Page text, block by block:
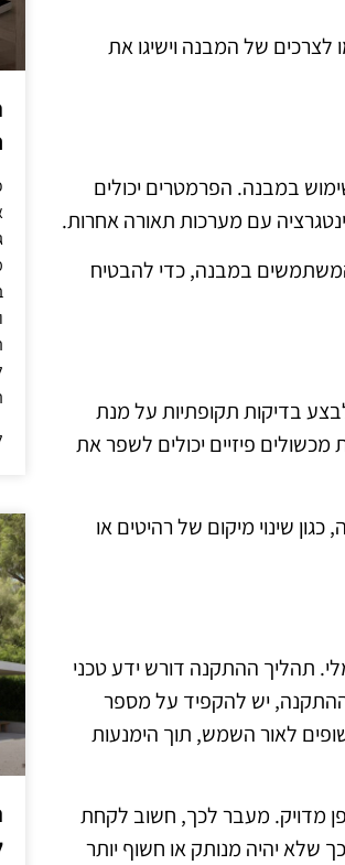
של המבנה וישיגו את
במבנה. הפרמטרים יכולים
עם מערכות תאורה אחרות.
במבנה, כדי להבטיח
בדיקות תקופתיות על מנת
מכשולים פיזיים יכולים לשפר את
שינוי מיקום של רהיטים או
תהליך ההתקנה דורש ידע טכני
יש להקפיד על מספר
לאור השמש, תוך הימנעות
מדויק. מעבר לכך, חשוב לקחת
שלא יהיה מנותק או חשוף יותר